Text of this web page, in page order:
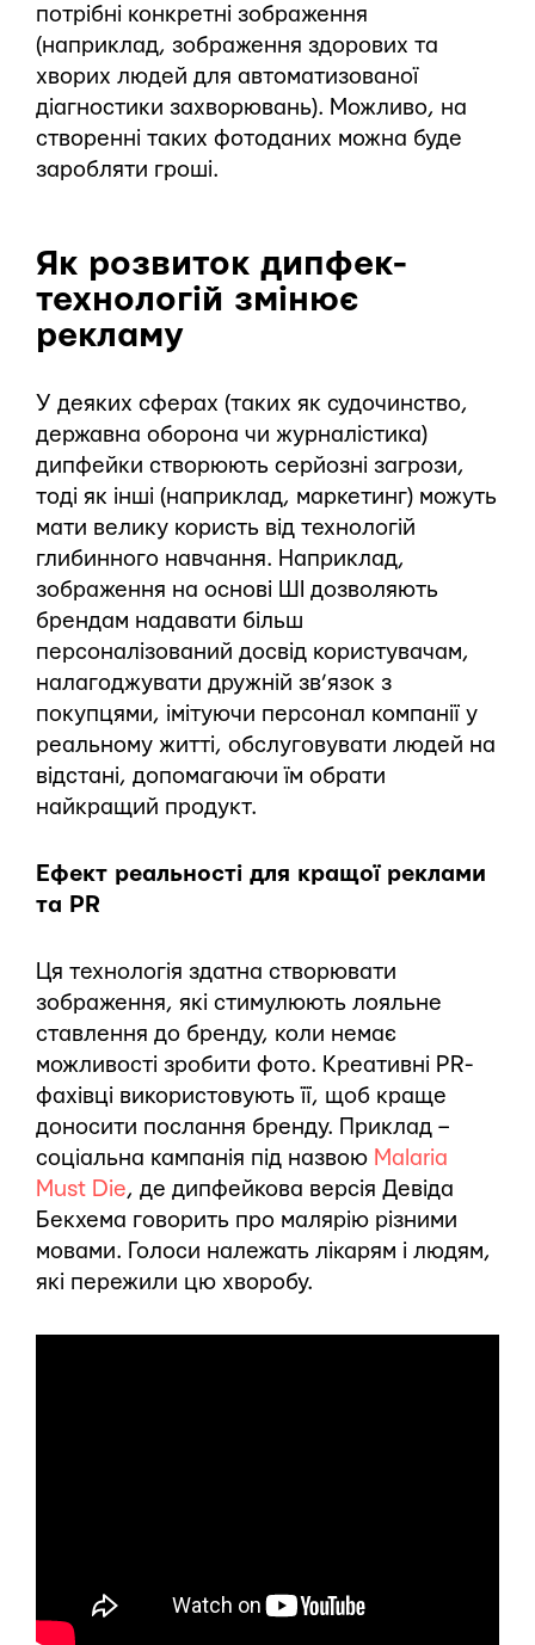
потрібні конкретні зображення
(наприклад, зображення здорових та
хворих людей для автоматизованої
діагностики захворювань). Можливо, на
створенні таких фотоданих можна буде
заробляти гроші.
Як розвиток дипфек-
технологій змінює
рекламу
У деяких сферах (таких як судочинство,
державна оборона чи журналістика)
дипфейки створюють серйозні загрози,
тоді як інші (наприклад, маркетинг) можуть
мати велику користь від технологій
глибинного навчання. Наприклад,
зображення на основі ШI дозволяють
брендам надавати більш
персоналізований досвід користувачам,
налагоджувати дружній зв’язок з
покупцями, імітуючи персонал компанії у
реальному житті, обслуговувати людей на
відстані, допомагаючи їм обрати
найкращий продукт.
Ефект реальності для кращої реклами
та PR
Ця технологія здатна створювати
зображення, які стимулюють лояльне
ставлення до бренду, коли немає
можливості зробити фото. Креативні PR-
фахівці використовують її, щоб краще
доносити послання бренду. Приклад –
соціальна кампанія під назвою Malaria
Must Die, де дипфейкова версія Девіда
Бекхема говорить про малярію різними
мовами. Голоси належать лікарям і людям,
які пережили цю хворобу.